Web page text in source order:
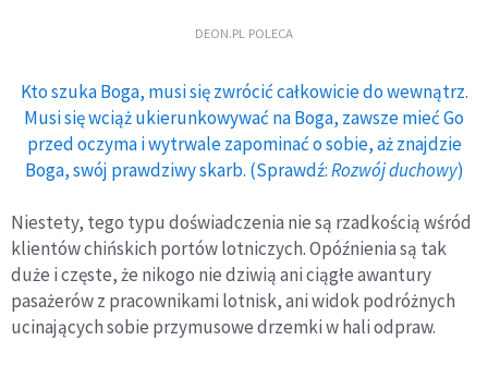
DEON.PL POLECA
Kto szuka Boga, musi się zwrócić całkowicie do wewnątrz.
Musi się wciąż ukierunkowywać na Boga, zawsze mieć Go
przed oczyma i wytrwale zapominać o sobie, aż znajdzie
Boga, swój prawdziwy skarb. (Sprawdź:Rozwój duchowy)
Niestety, tego typu doświadczenia nie są rzadkością wśród
klientów chińskich portów lotniczych. Opóźnienia są tak
duże i częste, że nikogo nie dziwią ani ciągłe awantury
pasażerów z pracownikami lotnisk, ani widok podróżnych
ucinających sobie przymusowe drzemki w hali odpraw.